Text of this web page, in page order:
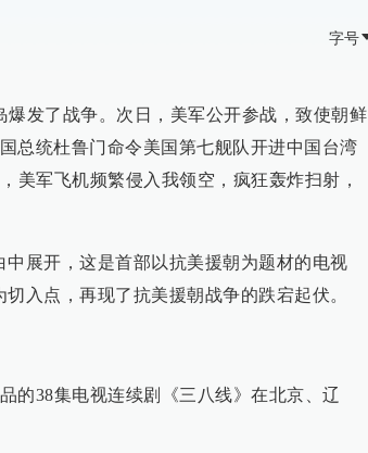
字号
爆发了战争。次日，美军公开参战，致使朝鲜
总统杜鲁门命令美国第七舰队开进中国台湾
美军飞机频繁侵入我领空，疯狂轰炸扫射，
展开，这是首部以抗美援朝为题材的电视
入点，再现了抗美援朝战争的跌宕起伏。
的38集电视连续剧《三八线》在北京、辽